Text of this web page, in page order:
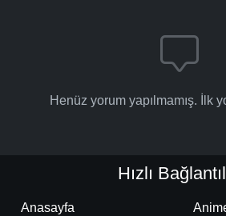
Henüz yorum yapılmamış. İlk
Hızlı
Anasayfa